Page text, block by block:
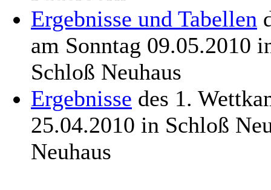
Ergebnisse und Tabellen
am Sonntag 09.05.2010
Schloß Neuhaus
Ergebnisse des 1.
25.04.2010 in Schloß
Neuhaus